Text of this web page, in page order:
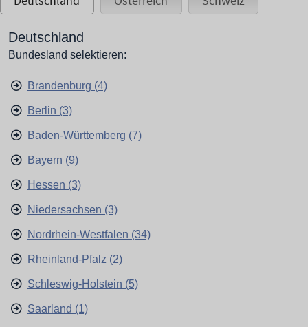
Deutschland
Bundesland selektieren:
Brandenburg (4)
Berlin (3)
Baden-Württemberg (7)
Bayern (9)
Hessen (3)
Niedersachsen (3)
Nordrhein-Westfalen (34)
Rheinland-Pfalz (2)
Schleswig-Holstein (5)
Saarland (1)